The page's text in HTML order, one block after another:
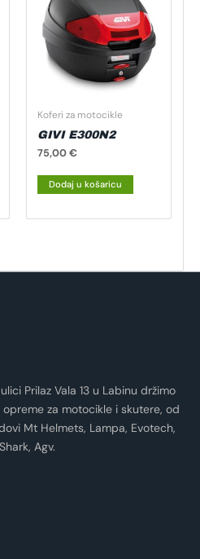
Koferi za motocikle
GIVI E300N2
75,00€
Dodaj u košaricu
Prilaz Vala 13 u Labinu držimo
za motocikle i skutere, od
Mt Helmets, Lampa, Evotech,
Agv.